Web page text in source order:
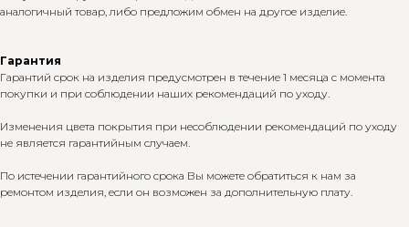
аналогичный товар, либо предложим обмен на другое изделие.
Гарантия
Гарантий срок на изделия предусмотрен в течение 1 месяца с момента
покупки и при соблюдении наших рекомендаций по уходу.
Изменения цвета покрытия при несоблюдении рекомендаций по уходу
не является гарантийным случаем.
По истечении гарантийного срока Вы можете обратиться к нам за
ремонтом изделия, если он возможен за дополнительную плату.